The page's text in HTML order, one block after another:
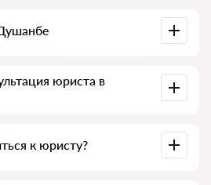
выбора специалиста.
юриста в
к юристу?